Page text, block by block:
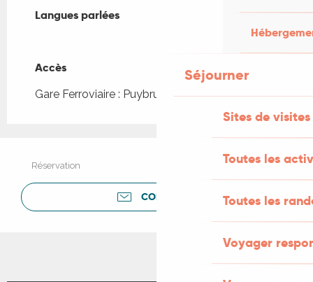
Séjourner
Sites de visites
Toutes les
Toutes les
Voyager
Langues parlées
Langues parlées
Accès
Accès
Gare Ferroviaire : Puybrun à 2km
Réservation
CONTACTER